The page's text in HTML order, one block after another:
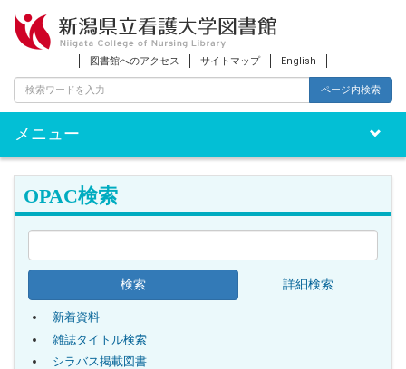
図書館へのアクセス サイトマップ English
ページ内検索
Toggle
メニュー
OPAC検索
詳細検索
新着資料
雑誌タイトル検索
シラバス掲載図書